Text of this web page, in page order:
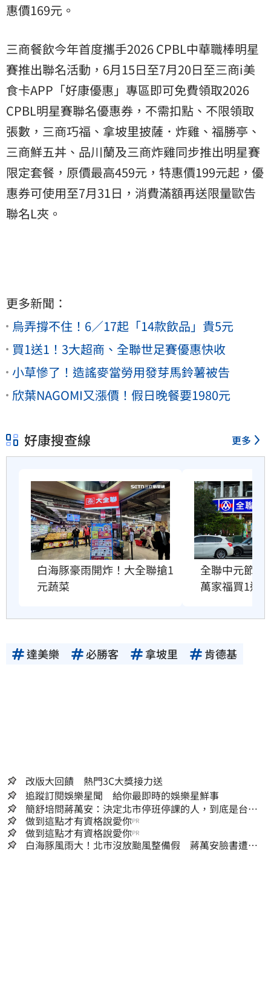
惠價169元。
三商餐飲今年首度攜手2026 CPBL中華職棒明星
賽推出聯名活動，6月15日至7月20日至三商i美
食卡APP「好康優惠」專區即可免費領取2026
CPBL明星賽聯名優惠券，不需扣點、不限領取
張數，三商巧福、拿坡里披薩．炸雞、福勝亭、
三商鮮五丼、品川蘭及三商炸雞同步推出明星賽
限定套餐，原價最高459元，特惠價199元起，優
惠券可使用至7月31日，消費滿額再送限量歐告
聯名L夾。
更多新聞：
烏弄撐不住！6／17起「14款飲品」貴5元
買1送1！3大超商、全聯世足賽優惠快收
小草慘了！造謠麥當勞用發芽馬鈴薯被告
欣葉NAGOMI又漲價！假日晚餐要1980元
好康搜查線 更多
白海豚豪雨開炸！大全聯搶1
元蔬菜
全聯中元節最
萬家福買1送1
達美樂 必勝客 拿坡里 肯德基
改版大回饋 熱門3C大獎接力送
追蹤訂閱娛樂星聞 給你最即時的娛樂星鮮事
簡舒培問蔣萬安：決定北市停班停課的人，到底是台北
市長，還是氣象署？
做到這點才有資格說愛你PR
做到這點才有資格說愛你PR
白海豚風雨大！北市沒放颱風整備假 蔣萬安臉書遭網